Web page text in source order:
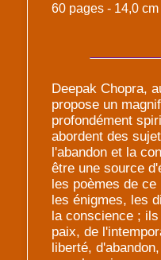
60 pages - 14,0
Deepak Chopra,
propose un
profondément
abordent des
l'abandon et la
être une source
les poèmes de
les énigmes, les
la conscience ;
paix, de
liberté,